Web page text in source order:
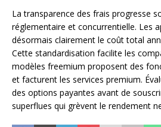
La transparence des frais progresse
réglementaire et concurrentielle. Les
désormais clairement le coût total
Cette standardisation facilite les
modèles freemium proposent des
et facturent les services premium.
des options payantes avant de
superflues qui grèvent le rendement